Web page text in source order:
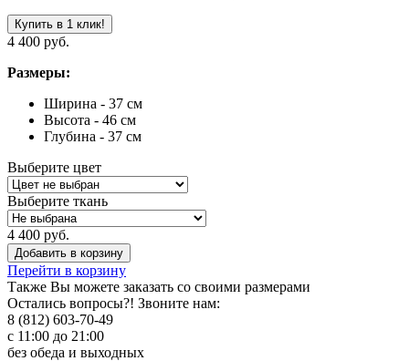
Купить в 1 клик!
4 400 руб.
Размеры:
Ширина - 37 см
Высота - 46 см
Глубина - 37 см
Выберите цвет
Выберите ткань
4 400 руб.
Добавить в корзину
Перейти в корзину
Также Вы можете заказать со своими размерами
Остались вопросы?! Звоните нам:
8 (812) 603-70-49
с 11:00 до 21:00
без обеда и выходных